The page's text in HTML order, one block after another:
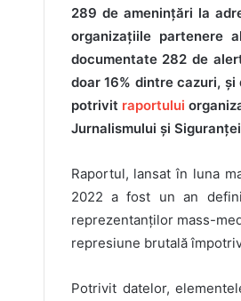
289 de amenințări la
organizațiile partenere
documentate 282 de
doar 16% dintre cazuri,
potrivit raportului
Jurnalismului și
Raportul, lansat în luna
2022 a fost un an
reprezentanților mass-
represiune brutală
Potrivit datelor,